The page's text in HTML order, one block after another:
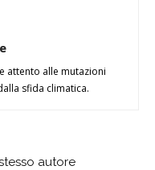
attento alle mutazioni
sfida climatica.
autore